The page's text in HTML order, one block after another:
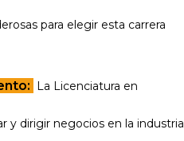
para elegir esta carrera
La Licenciatura en
y dirigir negocios en la industria